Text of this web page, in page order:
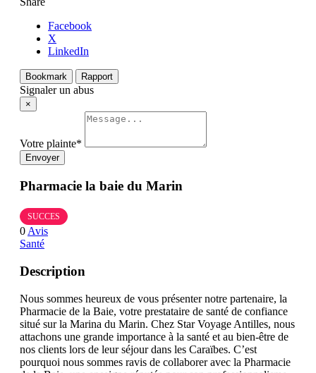
Facebook
X
LinkedIn
Bookmark Rapport
Signaler un abus
×
Votre plainte*
Envoyer
Pharmacie la baie du Marin
SUCCES
0 Avis
Santé
Description
Nous sommes heureux de vous présenter notre partenaire, la
Pharmacie de la Baie, votre prestataire de santé de confiance
situé sur la Marina du Marin. Chez Star Voyage Antilles, nous
attachons une grande importance à la santé et au bien-être de
nos clients lors de leur séjour dans les Caraïbes. C’est
pourquoi nous sommes ravis de collaborer avec la Pharmacie